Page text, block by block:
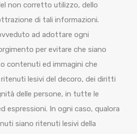
non corretto utilizzo, dello
di tali informazioni.
ad adottare ogni
per evitare che siano
contenuti ed immagini che
lesivi del decoro, dei diritti
delle persone, in tutte le
espressioni. In ogni caso, qualora
siano ritenuti lesivi della